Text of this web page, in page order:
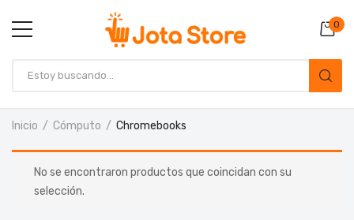
0
Inicio Cómputo Chromebooks
No se encontraron productos que coincidan con su
selección.